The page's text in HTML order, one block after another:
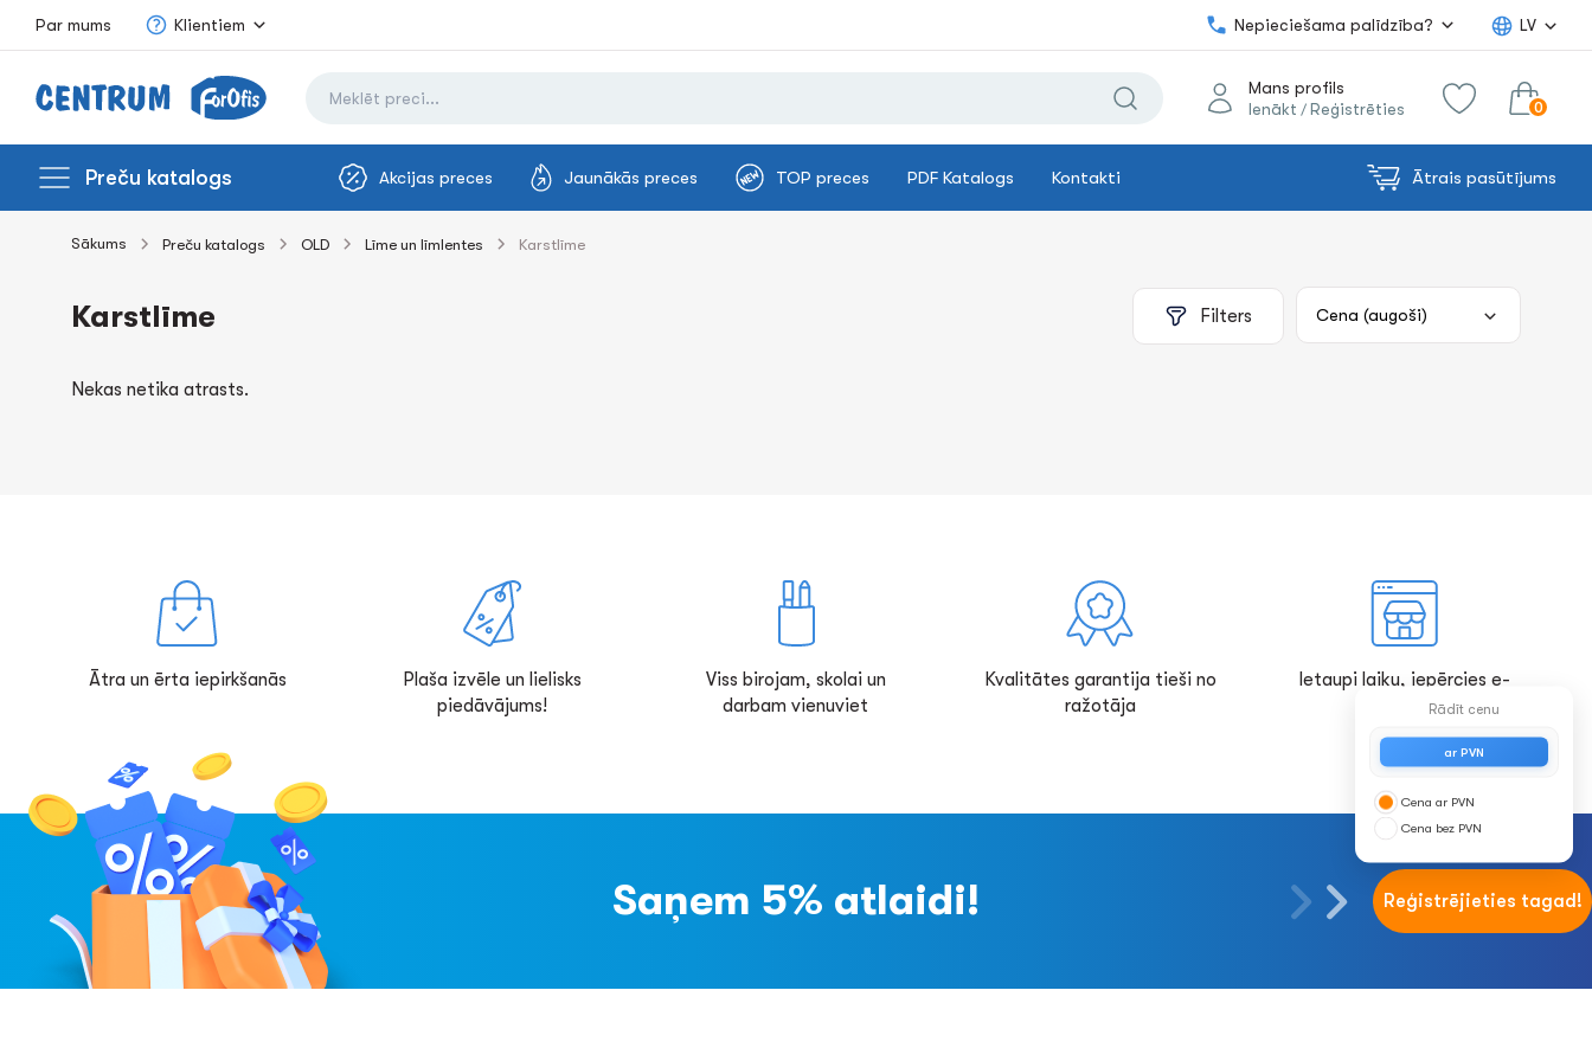
Par mums Klientiem Nepieciešama palīdzība? LV
Mans profils
Ienākt / Reģistrēties 0
Preču katalogs Akcijas preces Jaunākās preces TOP preces PDF Katalogs Kontakti Ātrais pasūtījums
Sākums Preču katalogs OLD Līme un līmlentes Karstlīme
Karstlīme Filters
Nekas netika atrasts.
Rādīt cenu
ar PVN
Cena ar PVN
Cena bez PVN
Ātra un ērta iepirkšanās
Plaša izvēle un lielisks
piedāvājums!
Viss birojam, skolai un
darbam vienuviet
Kvalitātes garantija tieši no
ražotāja
Ietaupi laiku, iepērcies e-
veikalā!
Saņem 5% atlaidi! Reģistrējieties tagad!